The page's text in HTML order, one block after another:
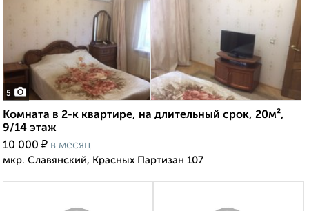
5
Комната в 2-к квартире, на длительный срок, 20м²,
9/14 этаж
10 000 ₽ в месяц
мкр. Славянский, Красных Партизан 107